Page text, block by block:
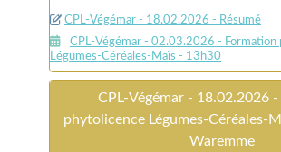
CPL-Végémar - 18.02.2026 - Résumé
CPL-Végémar - 02.03.2026 - Formation
Légumes-Céréales-Maïs - 13h30
CPL-Végémar - 18.02.2026
phytolicence Légumes-Céréales-
Waremme